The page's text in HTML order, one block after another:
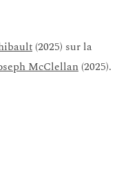
(2025) sur la
McClellan (2025).